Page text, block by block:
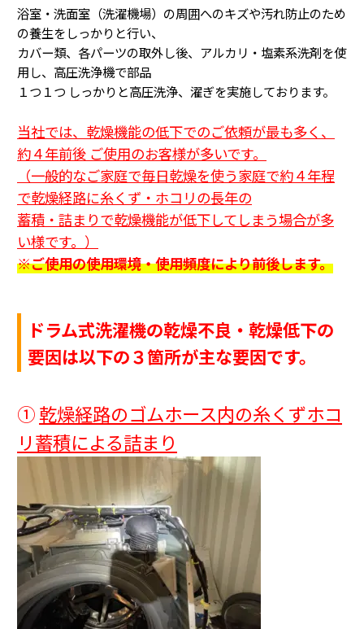
浴室・洗面室（洗濯機場）の周囲へのキズや汚れ防止のため
の養生をしっかりと行い、
カバー類、各パーツの取外し後、アルカリ・塩素系洗剤を使
用し、高圧洗浄機で部品
１つ１つ しっかりと高圧洗浄、濯ぎを実施しております。
当社では、乾燥機能の低下でのご依頼が最も多く、
約４年前後 ご使用のお客様が多いです。
（一般的なご家庭で毎日乾燥を使う家庭で約４年程
で乾燥経路に糸くず・ホコリの長年の
蓄積・詰まりで乾燥機能が低下してしまう場合が多
い様です。 ）
※ご使用の使用環境・使用頻度により前後します。
ドラム式洗濯機の乾燥不良・乾燥低下の
要因は以下の３箇所が主な要因です。
①乾燥経路のゴムホース内の糸くずホコ
リ蓄積による詰まり